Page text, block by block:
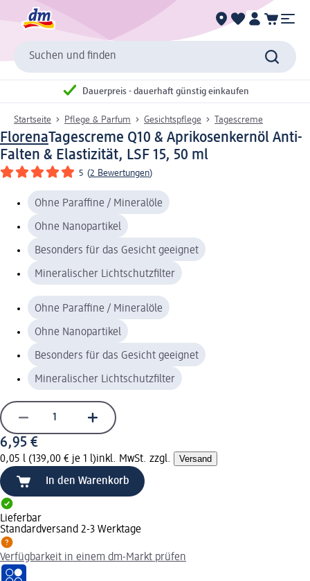
Suchen und finden
Dauerpreis - dauerhaft günstig einkaufen
Startseite Pflege & Parfum Gesichtspflege Tagescreme
FlorenaTagescreme Q10 & Aprikosenkernöl Anti-
Falten & Elastizität, LSF 15, 50 ml
5 (2 Bewertungen)
Ohne Paraffine / Mineralöle
Ohne Nanopartikel
Besonders für das Gesicht geeignet
Mineralischer Lichtschutzfilter
Ohne Paraffine / Mineralöle
Ohne Nanopartikel
Besonders für das Gesicht geeignet
Mineralischer Lichtschutzfilter
6,95 €
0,05 l (139,00 € je 1 l)inkl. MwSt. zzgl. Versand
In den Warenkorb
Lieferbar
Standardversand 2-3 Werktage
Verfügbarkeit in einem dm-Markt prüfen